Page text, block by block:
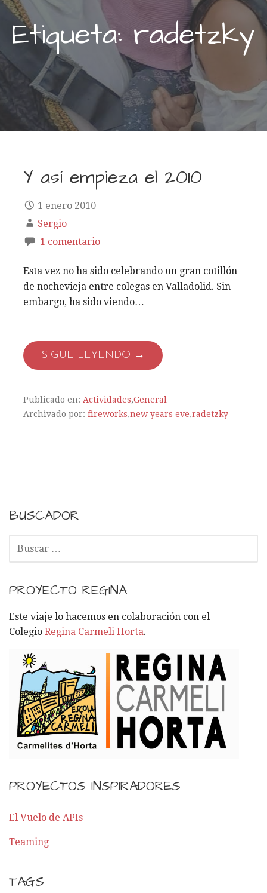
Etiqueta: radetzky
Y así empieza el 2010
1 enero 2010
Sergio
1 comentario
Esta vez no ha sido celebrando un gran cotillón
de nochevieja entre colegas en Valladolid. Sin
embargo, ha sido viendo…
SIGUE LEYENDO →
Publicado en: Actividades,General
Archivado por: fireworks,new years eve,radetzky
BUSCADOR
C
R
:
PROYECTO REGINA
Este viaje lo hacemos en colaboración con el
Colegio Regina Carmeli Horta.
PROYECTOS INSPIRADORES
El Vuelo de APIs
Teaming
TAGS